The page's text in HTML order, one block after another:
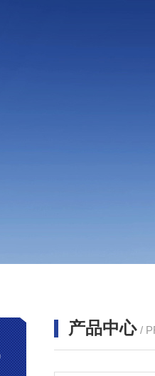
产品中心 /